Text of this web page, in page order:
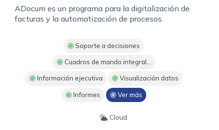
ADocum es un programa para la digitalización de
facturas y la automatización de procesos.
Soporte a decisiones
Cuadros de mando integral...
Información ejecutiva Visualización datos
Informes Ver más
Cloud